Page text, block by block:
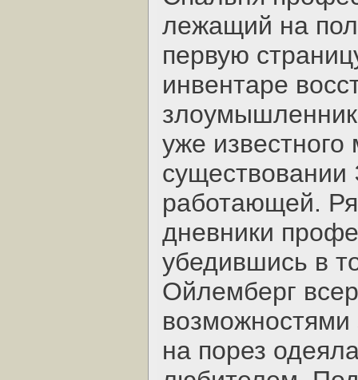
лежащий на
первую
инвентаре
уже известного
работающей.
дневники
убедившись в
Ойлемберг
возможностями
на порез